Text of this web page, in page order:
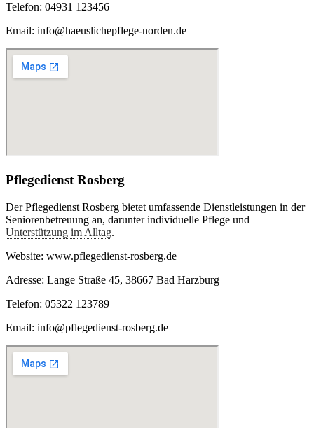
Telefon: 04931 123456
Email: info@haeuslichepflege-norden.de
Pflegedienst Rosberg
Der Pflegedienst Rosberg bietet umfassende Dienstleistungen in der
Seniorenbetreuung an, darunter individuelle Pflege und
Unterstützung im Alltag.
Website: www.pflegedienst-rosberg.de
Adresse: Lange Straße 45, 38667 Bad Harzburg
Telefon: 05322 123789
Email: info@pflegedienst-rosberg.de